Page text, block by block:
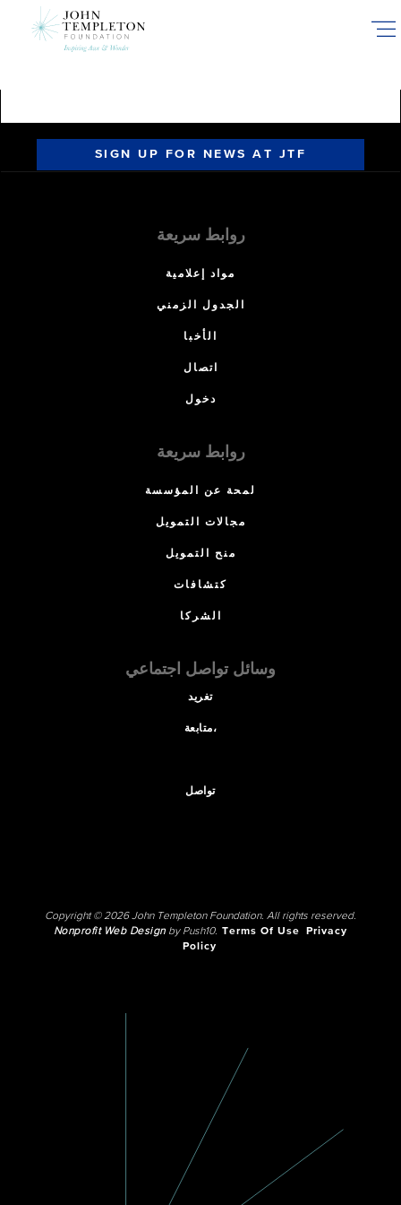
SIGN UP FOR NEWS AT JTF
روابط سريعة
مواد إعلامية
الجدول الزمني
الأخبا
اتصال
دخول
روابط سريعة
لمحة عن المؤسسة
مجالات التمويل
منح التمويل
كتشافات
الشركا
وسائل تواصل اجتماعي
تغريد
متابعة،
تواصل
Copyright © 2026 John Templeton Foundation. All rights reserved.
Nonprofit Web Designby Push10. Terms Of Use
Privacy
Policy